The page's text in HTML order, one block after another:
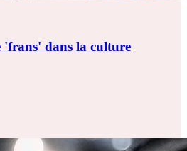
dans la culture